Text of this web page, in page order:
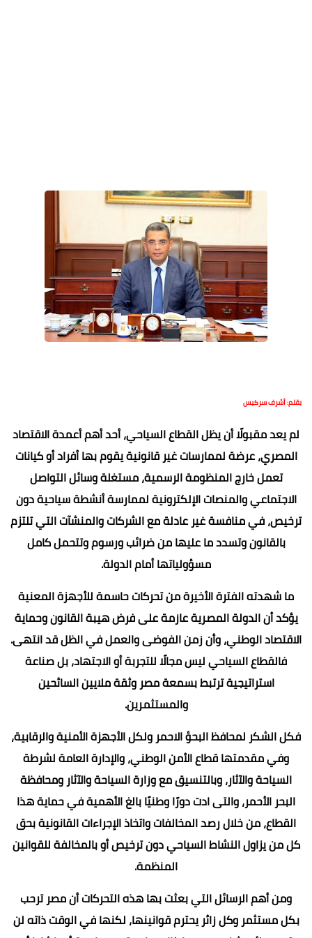
بقلم: أشرف سركيس
لم يعد مقبولًا أن يظل القطاع السياحي، أحد أهم أعمدة الاقتصاد
المصري، عرضة لممارسات غير قانونية يقوم بها أفراد أو كيانات
تعمل خارج المنظومة الرسمية، مستغلة وسائل التواصل
الاجتماعي والمنصات الإلكترونية لممارسة أنشطة سياحية دون
ترخيص، في منافسة غير عادلة مع الشركات والمنشآت التي تلتزم
بالقانون وتسدد ما عليها من ضرائب ورسوم وتتحمل كامل
مسؤولياتها أمام الدولة.
ما شهدته الفترة الأخيرة من تحركات حاسمة للأجهزة المعنية
يؤكد أن الدولة المصرية عازمة على فرض هيبة القانون وحماية
الاقتصاد الوطني، وأن زمن الفوضى والعمل في الظل قد انتهى.
فالقطاع السياحي ليس مجالًا للتجربة أو الاجتهاد، بل صناعة
استراتيجية ترتبط بسمعة مصر وثقة ملايين السائحين
والمستثمرين.
فكل الشكر لمحافظ البحؤ الاحمر ولكل الأجهزة الأمنية والرقابية،
وفي مقدمتها قطاع الأمن الوطني، والإدارة العامة لشرطة
السياحة والآثار، وبالتنسيق مع وزارة السياحة والآثار ومحافظة
البحر الأحمر، والتى ادت دورًا وطنيًا بالغ الأهمية في حماية هذا
القطاع، من خلال رصد المخالفات واتخاذ الإجراءات القانونية بحق
كل من يزاول النشاط السياحي دون ترخيص أو بالمخالفة للقوانين
المنظمة.
ومن أهم الرسائل التي بعثت بها هذه التحركات أن مصر ترحب
بكل مستثمر وكل زائر يحترم قوانينها، لكنها في الوقت ذاته لن